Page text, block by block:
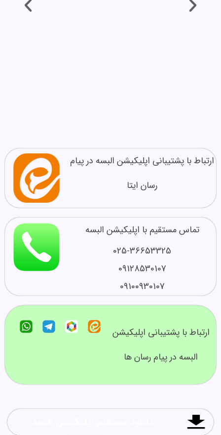
ارتباط با پشتیبانی اپلیکیشن البسه در پیام
رسان ایتا
تماس مستقیم با اپلیکیشن البسه
025-36653325
09128530107
09100930107
ارتباط با پشتیبانی اپلیکیشن
البسه در پیام رسان ها